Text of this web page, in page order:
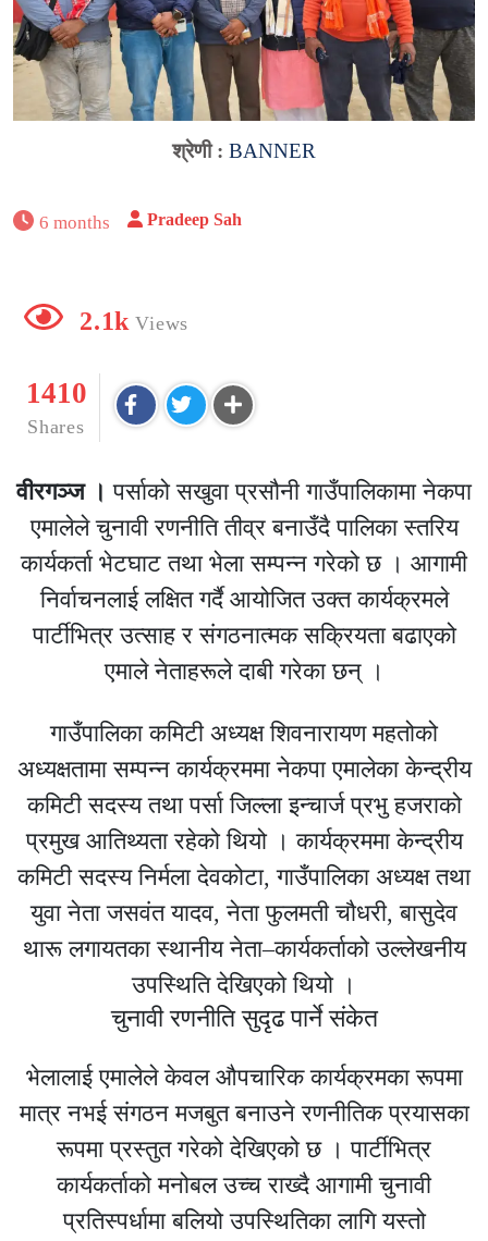
श्रेणी : BANNER
6 months Pradeep Sah
2.1k Views
1410
Shares
वीरगञ्ज । पर्साको सखुवा प्रसौनी गाउँपालिकामा नेकपा
एमालेले चुनावी रणनीति तीव्र बनाउँदै पालिका स्तरिय
कार्यकर्ता भेटघाट तथा भेला सम्पन्न गरेको छ । आगामी
निर्वाचनलाई लक्षित गर्दै आयोजित उक्त कार्यक्रमले
पार्टीभित्र उत्साह र संगठनात्मक सक्रियता बढाएको
एमाले नेताहरूले दाबी गरेका छन् ।
गाउँपालिका कमिटी अध्यक्ष शिवनारायण महतोको
अध्यक्षतामा सम्पन्न कार्यक्रममा नेकपा एमालेका केन्द्रीय
कमिटी सदस्य तथा पर्सा जिल्ला इन्चार्ज प्रभु हजराको
प्रमुख आतिथ्यता रहेको थियो । कार्यक्रममा केन्द्रीय
कमिटी सदस्य निर्मला देवकोटा, गाउँपालिका अध्यक्ष तथा
युवा नेता जसवंत यादव, नेता फुलमती चौधरी, बासुदेव
थारू लगायतका स्थानीय नेता–कार्यकर्ताको उल्लेखनीय
उपस्थिति देखिएको थियो ।
चुनावी रणनीति सुदृढ पार्ने संकेत
भेलालाई एमालेले केवल औपचारिक कार्यक्रमका रूपमा
मात्र नभई संगठन मजबुत बनाउने रणनीतिक प्रयासका
रूपमा प्रस्तुत गरेको देखिएको छ । पार्टीभित्र
कार्यकर्ताको मनोबल उच्च राख्दै आगामी चुनावी
प्रतिस्पर्धामा बलियो उपस्थितिका लागि यस्तो